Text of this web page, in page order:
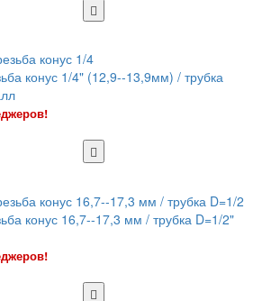
конус 1/4" (12,9--13,9мм) / трубка
конус 16,7--17,3 мм / трубка D=1/2"